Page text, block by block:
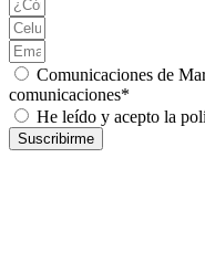
Comunicaciones de
comunicaciones*
He leído y acepto la
Suscribirme